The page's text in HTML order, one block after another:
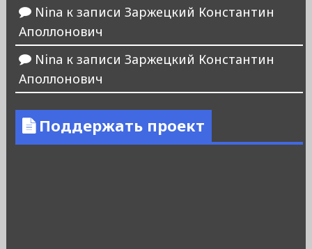
Nina к записи Заржецкий Константин
Аполлонович
Nina к записи Заржецкий Константин
Аполлонович
Поддержать проект